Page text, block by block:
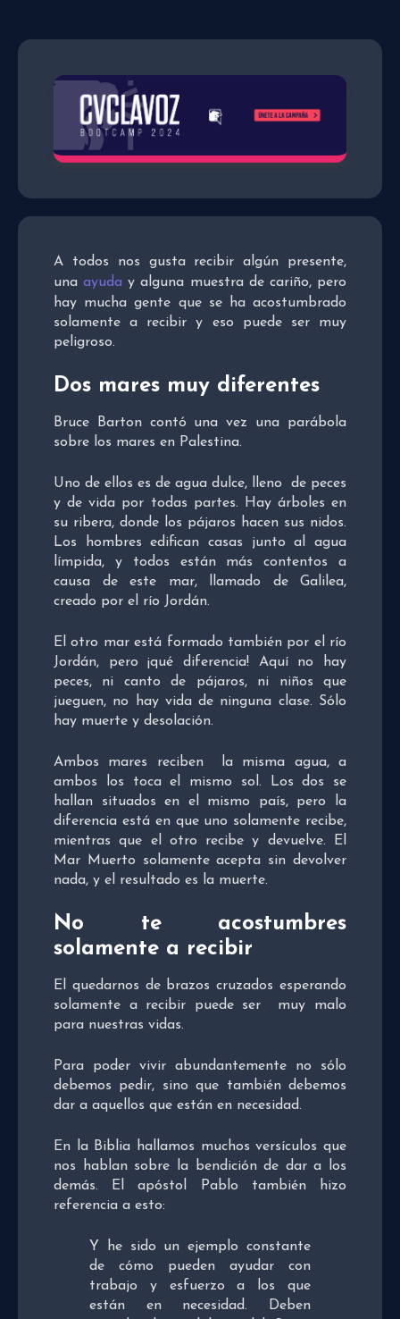
A todos nos gusta recibir algún presente,
unaayuda y alguna muestra de cariño, pero
hay mucha gente que se ha acostumbrado
solamente a recibir y eso puede ser muy
peligroso.
Dos mares muy diferentes
Bruce Barton contó una vez una parábola
sobre los mares en Palestina.
Uno de ellos es de agua dulce, lleno de peces
y de vida por todas partes. Hay árboles en
su ribera, donde los pájaros hacen sus nidos.
Los hombres edifican casas junto al agua
límpida, y todos están más contentos a
causa de este mar, llamado de Galilea,
creado por el río Jordán.
El otro mar está formado también por el río
Jordán, pero ¡qué diferencia! Aquí no hay
peces, ni canto de pájaros, ni niños que
jueguen, no hay vida de ninguna clase. Sólo
hay muerte y desolación.
Ambos mares reciben la misma agua, a
ambos los toca el mismo sol. Los dos se
hallan situados en el mismo país, pero la
diferencia está en que uno solamente recibe,
mientras que el otro recibe y devuelve. El
Mar Muerto solamente acepta sin devolver
nada, y el resultado es la muerte.
No te acostumbres
solamente a recibir
El quedarnos de brazos cruzados esperando
solamente a recibir puede ser muy malo
para nuestras vidas.
Para poder vivir abundantemente no sólo
debemos pedir, sino que también debemos
dar a aquellos que están en necesidad.
En la Biblia hallamos muchos versículos que
nos hablan sobre la bendición de dar a los
demás. El apóstol Pablo también hizo
referencia a esto:
Y he sido un ejemplo constante
de cómo pueden ayudar con
trabajo y esfuerzo a los que
están en necesidad. Deben